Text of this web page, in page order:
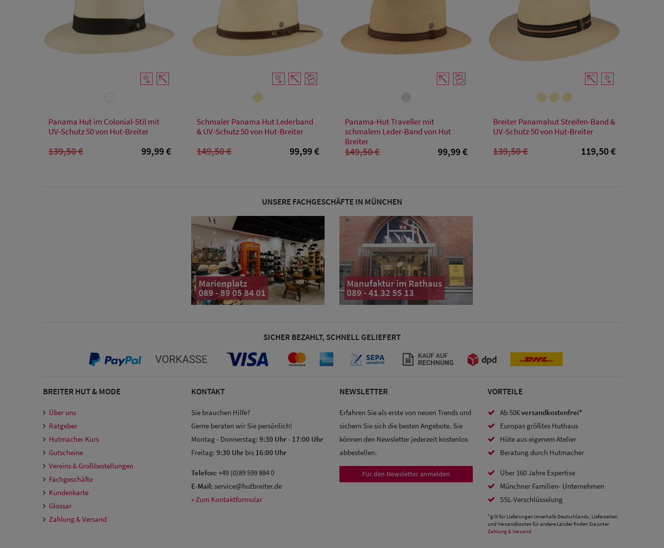
M
Panama Hut im Colonial-Stil mit
UV-Schutz 50 von Hut-Breiter
139,50 € 99,99 €
XL
Schmaler Panama Hut Lederband
& UV-Schutz 50 von Hut-Breiter
149,50 € 99,99 €
XL
Panama-Hut Traveller mit
schmalem Leder-Band von Hut
Breiter
149,50 € 99,99 €
S M L XL XXL
Breiter Panamahut Streifen-Band &
UV-Schutz 50 von Hut-Breiter
139,50 € 119,50 €
UNSERE FACHGESCHÄFTE IN MÜNCHEN
Marienplatz
089 - 89 05 84 01
Manufaktur im Rathaus
089 - 41 32 55 13
SICHER BEZAHLT, SCHNELL GELIEFERT
BREITER HUT & MODE
Über uns
Ratgeber
Hutmacher Kurs
Gutscheine
Vereins & Großbestellungen
Fachgeschäfte
Kundenkarte
Glossar
Zahlung & Versand
KONTAKT
Sie brauchen Hilfe?
Gerne beraten wir Sie persönlich!
Montag - Donnerstag: 9:30 Uhr- 17:00 Uhr
Freitag: 9:30 Uhr bis 16:00 Uhr
Telefon: +49 (0)89 599 884 0
E-Mail: service@hutbreiter.de
» Zum Kontaktformular
NEWSLETTER
Erfahren Sie als erste von neuen Trends und
sichern Sie sich die besten Angebote. Sie
können den Newsletter jederzeit kostenlos
abbestellen.
Für den Newsletter anmelden
VORTEILE
Ab 50€versandkostenfrei*
Europas größtes Huthaus
Hüte aus eigenem Atelier
Beratung durch Hutmacher
Über 160 Jahre Expertise
Münchner Familien- Unternehmen
SSL-Verschlüsselung
*gilt für Lieferungen innerhalb Deutschlands, Lieferzeiten
und Versandkosten für andere Länder finden Sie unter
Zahlung & Versand